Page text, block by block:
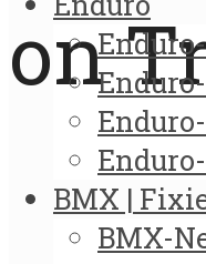
on
BMX |
BMX-